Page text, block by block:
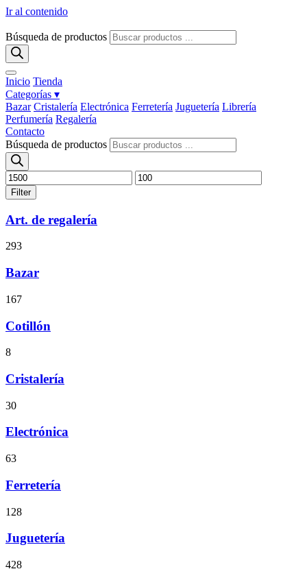
Ir al contenido
Búsqueda de productos
Inicio Tienda
Categorías ▾
Bazar Cristalería Electrónica Ferretería Juguetería Librería
Perfumería Regalería
Contacto
Búsqueda de productos
Filter
Art. de regalería
293
Bazar
167
Cotillón
8
Cristalería
30
Electrónica
63
Ferretería
128
Juguetería
428